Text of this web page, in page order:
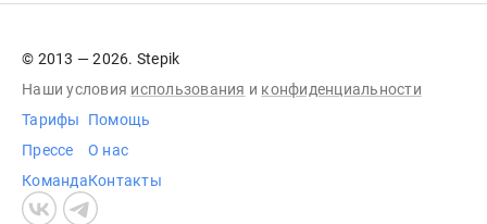
© 2013 — 2026. Stepik
Наши условия использования и конфиденциальности
Тарифы
Прессе
Команда
Помощь
О нас
Контакты